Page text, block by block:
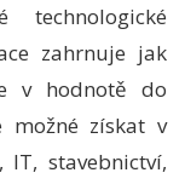
technologické
zahrnuje jak
v hodnotě do
možné získat v
IT, stavebnictví,